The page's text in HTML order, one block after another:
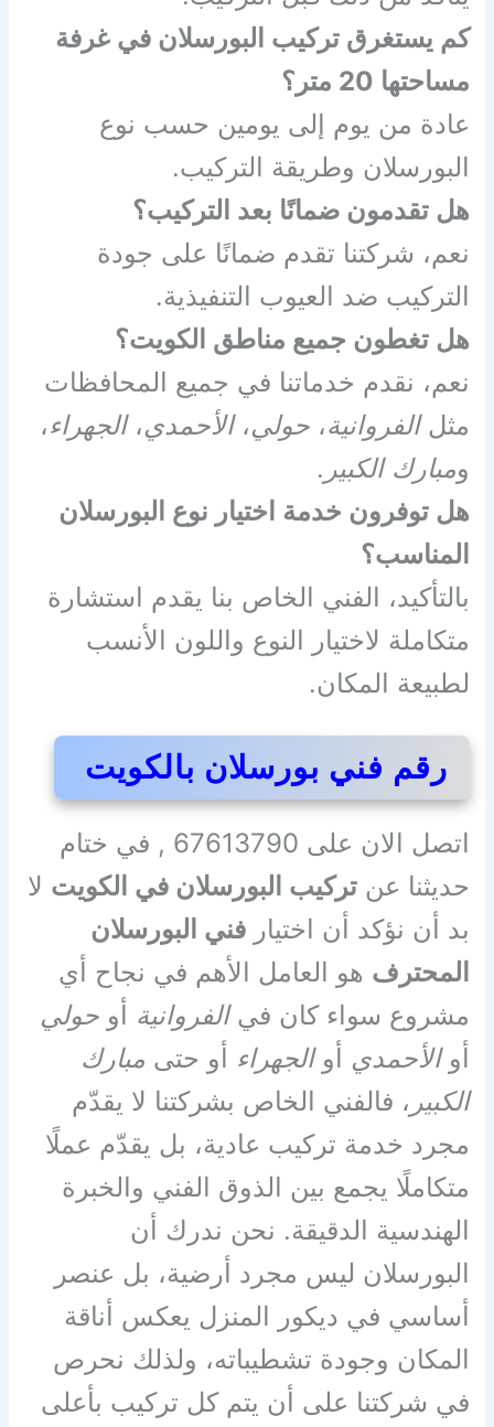
كم يستغرق تركيب البورسلان في غرفة
مساحتها 20 متر؟
عادة من يوم إلى يومين حسب نوع
البورسلان وطريقة التركيب.
هل تقدمون ضمانًا بعد التركيب؟
نعم، شركتنا تقدم ضمانًا على جودة
التركيب ضد العيوب التنفيذية.
هل تغطون جميع مناطق الكويت؟
نعم، نقدم خدماتنا في جميع المحافظات
مثلالفروانية،حولي،الأحمدي،الجهراء،
ومبارك الكبير .
هل توفرون خدمة اختيار نوع البورسلان
المناسب؟
بالتأكيد، الفني الخاص بنا يقدم استشارة
متكاملة لاختيار النوع واللون الأنسب
لطبيعة المكان.
رقم فني بورسلان بالكويت
اتصل الان على 67613790 , في ختام
حديثنا عنتركيب البورسلان في الكويت لا
بد أن نؤكد أن اختيارفني البورسلان
المحترف هو العامل الأهم في نجاح أي
مشروع سواء كان فيالفروانية أوحولي
أوالأحمدي أوالجهراء أو حتى مبارك
الكبير ، فالفني الخاص بشركتنا لا يقدّم
مجرد خدمة تركيب عادية، بل يقدّم عملًا
متكاملًا يجمع بين الذوق الفني والخبرة
الهندسية الدقيقة. نحن ندرك أن
البورسلان ليس مجرد أرضية، بل عنصر
أساسي في ديكور المنزل يعكس أناقة
المكان وجودة تشطيباته، ولذلك نحرص
في شركتنا على أن يتم كل تركيب بأعلى